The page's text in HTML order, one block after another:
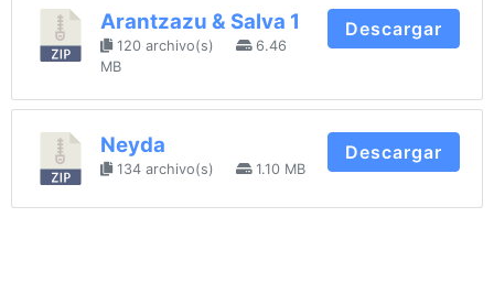
Arantzazu & Salva 1
120 archivo(s)
6.46
MB
Descargar
Neyda
134 archivo(s) 1.10 MB
Descargar